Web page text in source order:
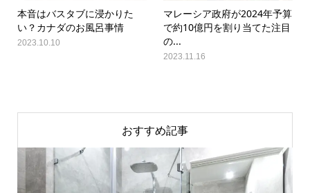
本音はバスタブに浸かりた
い？カナダのお風呂事情
2023.10.10
マレーシア政府が2024年予算
で約10億円を割り当てた注目
の...
2023.11.16
おすすめ記事